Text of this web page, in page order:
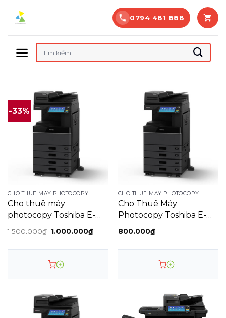
0794 481 888
Tìm
kiếm:
-33%
CHO THUÊ MÁY PHOTOCOPY
Cho thuê máy
photocopy Toshiba E-
1.500.000₫ Giá
1.500.000₫.
1.000.000₫Giá
hiện
là:
CHO THUÊ MÁY PHOTOCOPY
Cho Thuê Máy
Photocopy Toshiba E-
800.000₫